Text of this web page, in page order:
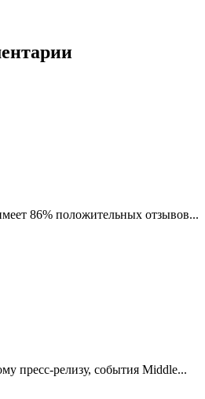
86% положительных отзывов...
пресс-релизу, события Middle...